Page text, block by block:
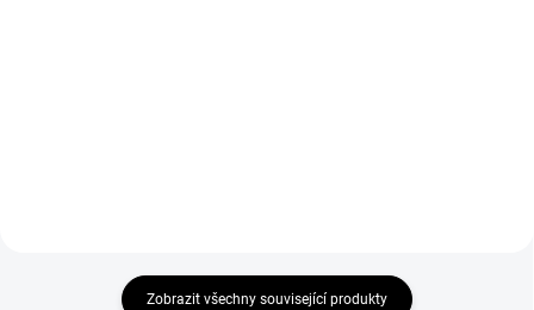
Zobrazit všechny související produkty